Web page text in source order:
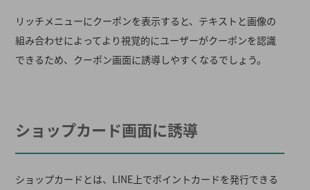
リッチメニューにクーポンを表示すると、テキストと画像の
組み合わせによってより視覚的にユーザーがクーポンを認識
できるため、クーポン画面に誘導しやすくなるでしょう。
ショップカード画面に誘導
ショップカードとは、LINE上でポイントカードを発行できる